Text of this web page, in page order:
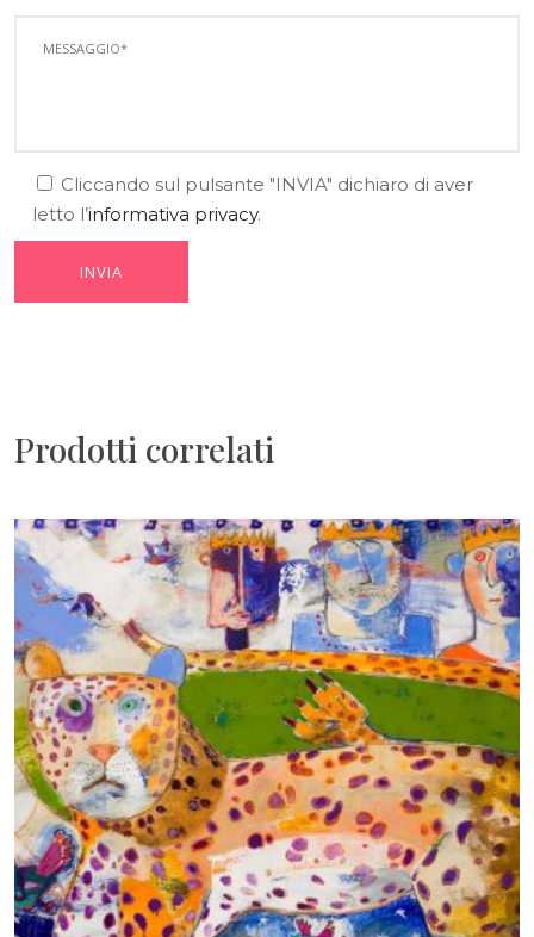
Cliccando sul pulsante "INVIA" dichiaro di aver
letto l’informativa privacy.
Prodotti correlati